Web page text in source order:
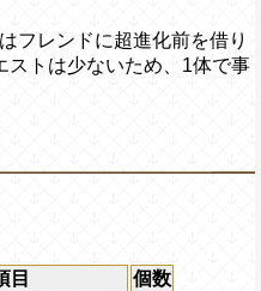
フレンドに超進化前を借り
ストは少ないため、1体で事
目 個数